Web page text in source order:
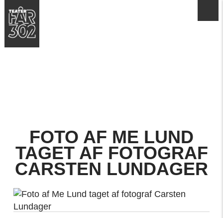
FOTO AF ME LUND
TAGET AF FOTOGRAF
CARSTEN LUNDAGER